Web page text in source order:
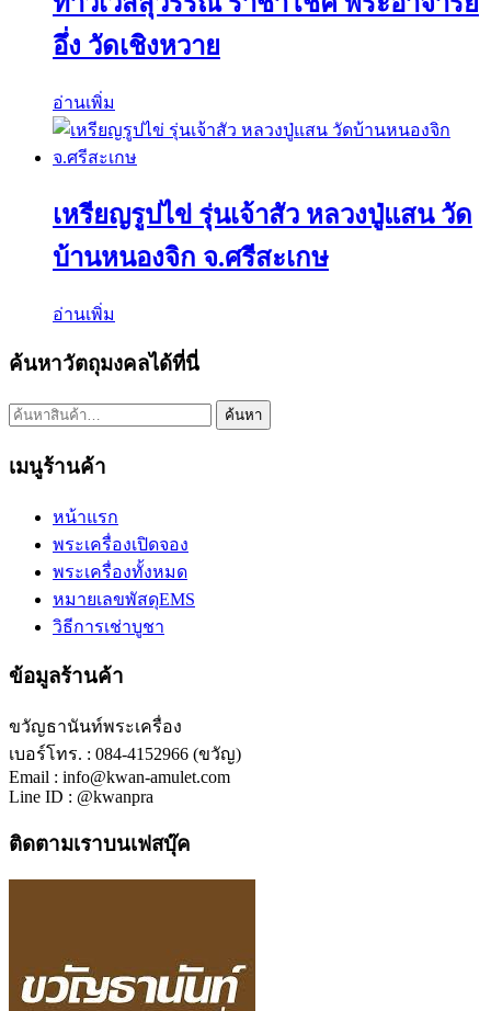
อึ่ง วัดเชิงหวาย
อ่านเพิ่ม
เหรียญรูปไข่ รุ่นเจ้าสัว หลวงปู่แสน วัด
บ้านหนองจิก จ.ศรีสะเกษ
อ่านเพิ่ม
ค้นหาวัตถุมงคลได้ที่นี่
ค้นหา: ค้นหา
เมนูร้านค้า
หน้าแรก
พระเครื่องเปิดจอง
พระเครื่องทั้งหมด
หมายเลขพัสดุEMS
วิธีการเช่าบูชา
ข้อมูลร้านค้า
ขวัญธานันท์พระเครื่อง
เบอร์โทร. : 084-4152966 (ขวัญ)
Email : info@kwan-amulet.com
Line ID : @kwanpra
ติดตามเราบนเฟสบุ๊ค